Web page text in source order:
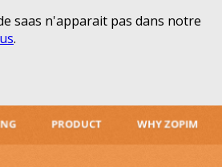
saas n'apparait pas dans notre
.